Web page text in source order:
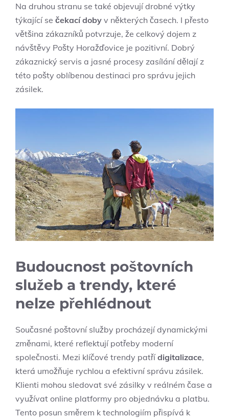
Na druhou stranu se také objevují drobné výtky
týkající se čekací doby v některých časech. I přesto
většina zákazníků potvrzuje, že celkový dojem z
návštěvy Pošty Horažďovice je pozitivní. Dobrý
zákaznický servis a jasné procesy zasílání dělají z
této pošty oblíbenou destinaci pro správu jejich
zásilek.
Budoucnost poštovních
služeb a trendy, které
nelze přehlédnout
Současné poštovní služby procházejí dynamickými
změnami, které reflektují potřeby moderní
společnosti. Mezi klíčové trendy patřídigitalizace,
která umožňuje rychlou a efektivní správu zásilek.
Klienti mohou sledovat své zásilky v reálném čase a
využívat online platformy pro objednávku a platbu.
Tento posun směrem k technologiím přispívá k